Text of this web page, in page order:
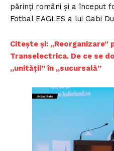
părinți români și a început
Fotbal EAGLES a lui Gabi
Citește și:
Transelectrica. De ce se
„unității” în „sucursală”